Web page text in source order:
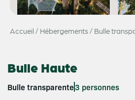
Accueil / Hébergements/ Bulle
Bulle Haute
Bulle transparente3 personnes